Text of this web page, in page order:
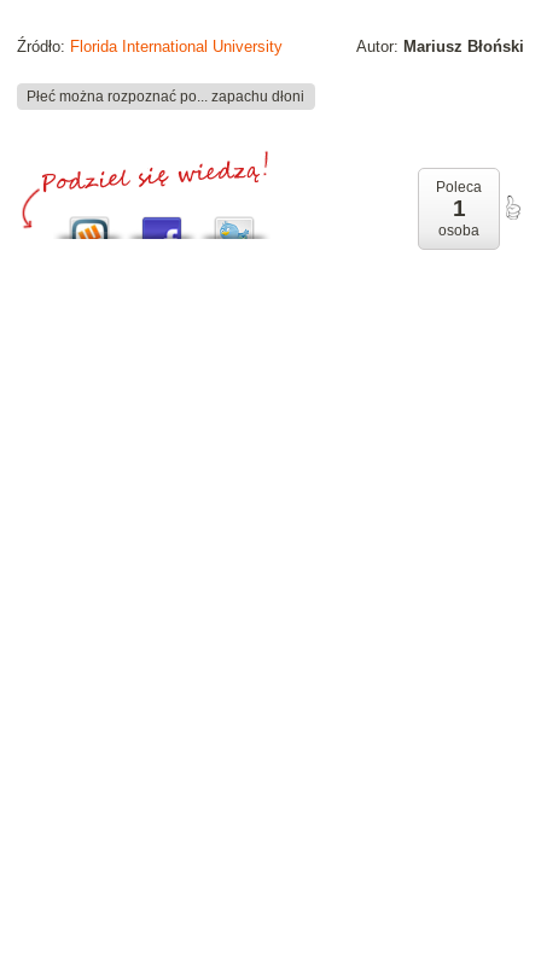
Autor: Mariusz Błoński
Źródło: Florida International University
Płeć można rozpoznać po... zapachu dłoni
Poleca
1
osoba